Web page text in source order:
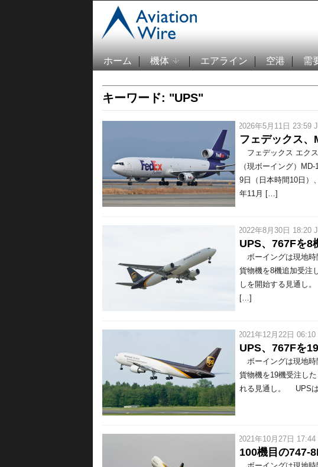
ホーム 機体 エアライン 空港 需
キーワード: "UPS"
/ 2026年5月11日 23:59
フェデックス
フェデックス エク
（現ボーイング）
9日（日本時間10日）
年11月 […]
/ 2022年8月30日 18:20
UPS、767Fを
ボーイングは現地時
貨物機を8機追加受注
しを開始する見通し
[…]
/ 2021年12月22日
UPS、767Fを
ボーイングは現地時
貨物機を19機受注し
れる見通し。 UPSは
/ 2021年10月27日
100機目の747-